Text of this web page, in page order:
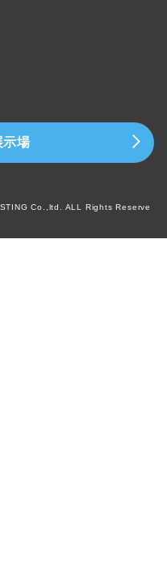
示場
Co.,ltd. ALL Rights Reserve